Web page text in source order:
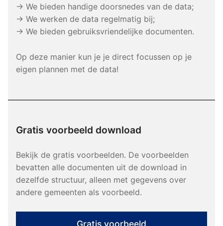
→ We bieden handige doorsnedes van de data;
→ We werken de data regelmatig bij;
→ We bieden gebruiksvriendelijke documenten.
Op deze manier kun je je direct focussen op je
eigen plannen met de data!
Gratis voorbeeld download
Bekijk de gratis voorbeelden. De voorbeelden
bevatten alle documenten uit de download in
dezelfde structuur, alleen met gegevens over
andere gemeenten als voorbeeld.
Gratis voorbeeld